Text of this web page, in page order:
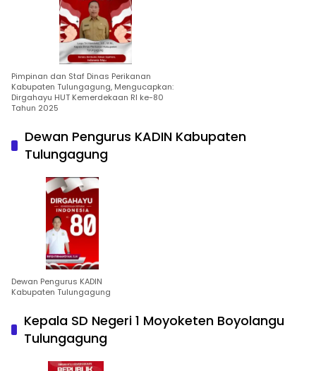
Pimpinan dan Staf Dinas Perikanan
Kabupaten Tulungagung, Mengucapkan:
Dirgahayu HUT Kemerdekaan RI ke-80
Tahun 2025
Dewan Pengurus KADIN Kabupaten
Tulungagung
Dewan Pengurus KADIN
Kabupaten Tulungagung
Kepala SD Negeri 1 Moyoketen Boyolangu
Tulungagung